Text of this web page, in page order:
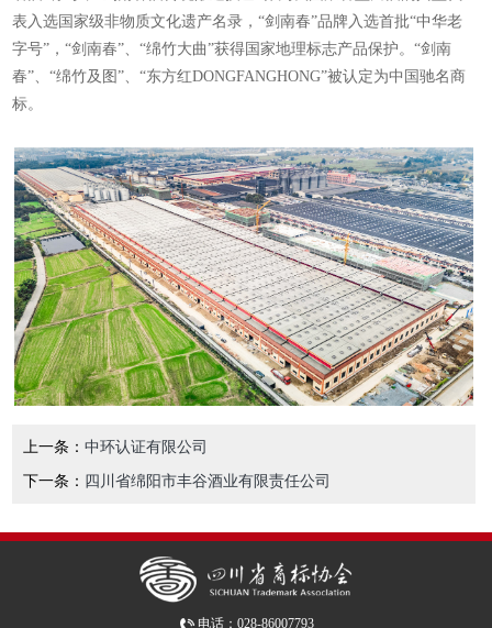
表入选国家级非物质文化遗产名录，“剑南春”品牌入选首批“中华老
字号”，“剑南春”、“绵竹大曲”获得国家地理标志产品保护。“剑南
春”、“绵竹及图”、“东方红DONGFANGHONG”被认定为中国驰名商
标。
上一条： 中环认证有限公司
下一条： 四川省绵阳市丰谷酒业有限责任公司
电话：028-86007793